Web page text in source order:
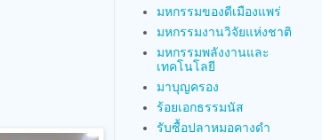
มหกรรมของดีเมืองแพร่
มหกรรมงานวิจัยแห่งชาติ
มหกรรมพลังงานและ
เทคโนโลยี
มาบุญครอง
ร้อยเอกธรรมนัส
รับซื้อปลาหมอคางดำ